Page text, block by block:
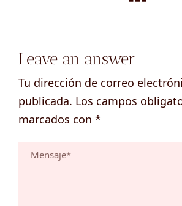
Leave an answer
Tu dirección de correo
publicada. Los campos
marcados con *